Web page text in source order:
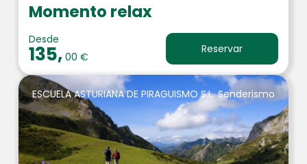
Momento relax
Desde
135, 00 €
Reservar
ESCUELA ASTURIANA DE PIRAGUISMO S.L. Senderismo